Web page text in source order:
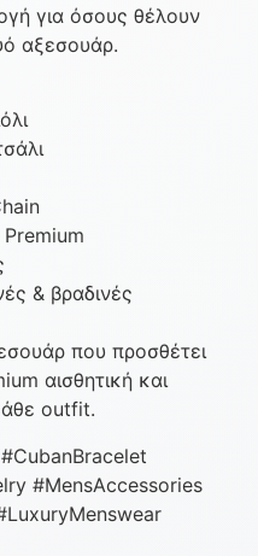
για όσους θέλουν
αξεσουάρ.
& βραδινές
που προσθέτει
αισθητική και
outfit.
#MensAccessories